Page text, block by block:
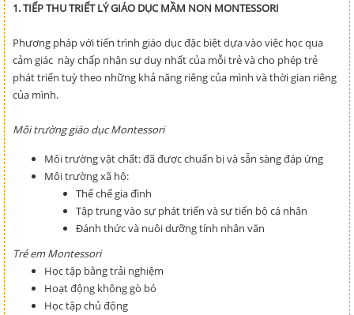
1. TIẾP THU TRIẾT LÝ GIÁO DỤC MẦM NON MONTESSORI
Phương pháp với tiến trình giáo dục đặc biệt dựa vào việc học qua
cảm giác này chấp nhận sự duy nhất của mỗi trẻ và cho phép trẻ
phát triển tuỳ theo những khả năng riêng của mình và thời gian riêng
của mình.
Môi trường giáo dục Montessori
Môi trường vật chất: đã được chuẩn bị và sẵn sàng đáp ứng
Môi trường xã hộ:
Thể chế gia đình
Tập trung vào sự phát triển và sự tiến bộ cá nhân
Đánh thức và nuôi dưỡng tính nhân văn
Trẻ em Montessori
Học tập bằng trải nghiệm
Hoạt động không gò bó
Học tập chủ động